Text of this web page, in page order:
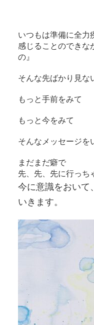
いつもは準備に全力
感じることのできな
の』
そんな先ばかり見
もっと手前をみて
もっと今をみて
そんなメッセージを
まだまだ癖で
先、先、先に行っち
今に意識をおいて
いきます。